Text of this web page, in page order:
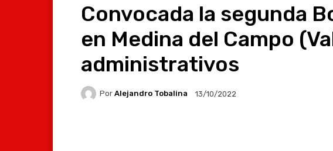
Convocada la segunda
en Medina del Campo
administrativos
Por Alejandro Tobalina 13/10/2022